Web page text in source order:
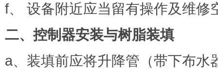
f、 设备附近应当留有操作及维修
二、控制器安装与树脂装填
a、装填前应将升降管（带下布